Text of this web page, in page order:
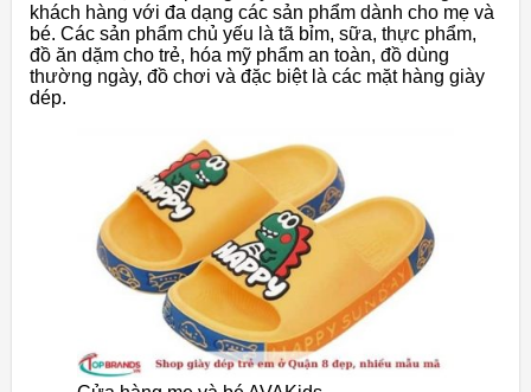
khách hàng với đa dạng các sản phẩm dành cho mẹ và
bé. Các sản phẩm chủ yếu là tã bỉm, sữa, thực phẩm,
đồ ăn dặm cho trẻ, hóa mỹ phẩm an toàn, đồ dùng
thường ngày, đồ chơi và đặc biệt là các mặt hàng giày
dép.